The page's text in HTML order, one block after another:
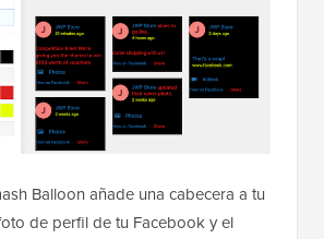
Balloon añade una cabecera a tu
de perfil de tu Facebook y el